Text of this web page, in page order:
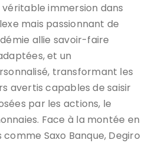
immersion dans
mais passionnant de
allie savoir-faire
et un
transformant les
avertis capables de saisir
par les actions, le
Face à la montée en
Saxo Banque, Degiro